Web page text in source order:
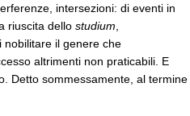
intersezioni: di eventi in
riuscita dello studium
nobilitare il genere che
altrimenti non praticabili. E
Detto sommessamente, al termine